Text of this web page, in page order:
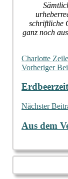
schriftliche
ganz noch
Charlotte
Vorheriger
Erdbeerzeit
Nächster
Aus dem